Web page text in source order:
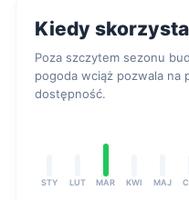
Kiedy
Poza szczytem sezonu
pogoda wciąż pozwala na
dostępność.
STY LUT MAR KWI MAJ